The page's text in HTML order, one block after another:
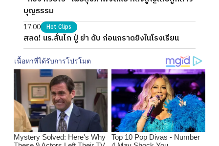
บุญธรรม
17:00 Hot Clips
สลด! นร.ลั่นไก ปู่ ย่า ดับ ก่อนกราดยิงในโรงเรียน